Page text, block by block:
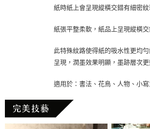
紙時紙上會呈現縱橫交錯有細密紋
紙張平整柔軟，紙品上呈現縱橫交
此特殊紋路使得紙的吸水性更均
呈現，潤墨效果明顯，墨跡層次更
適用於：書法、花鳥、人物、小寫